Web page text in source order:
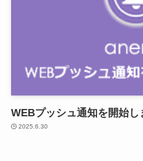
WEBプッシュ通知を開始し
2025.6.30